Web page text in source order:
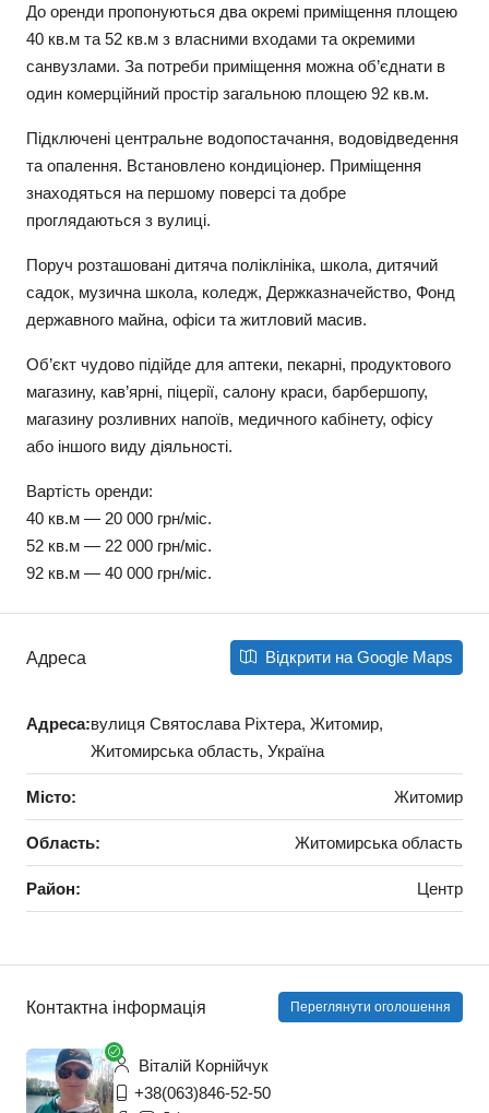
До оренди пропонуються два окремі приміщення площею
40 кв.м та 52 кв.м з власними входами та окремими
санвузлами. За потреби приміщення можна об’єднати в
один комерційний простір загальною площею 92 кв.м.
Підключені центральне водопостачання, водовідведення
та опалення. Встановлено кондиціонер. Приміщення
знаходяться на першому поверсі та добре
проглядаються з вулиці.
Поруч розташовані дитяча поліклініка, школа, дитячий
садок, музична школа, коледж, Держказначейство, Фонд
державного майна, офіси та житловий масив.
Об’єкт чудово підійде для аптеки, пекарні, продуктового
магазину, кав’ярні, піцерії, салону краси, барбершопу,
магазину розливних напоїв, медичного кабінету, офісу
або іншого виду діяльності.
Вартість оренди:
40 кв.м — 20 000 грн/міс.
52 кв.м — 22 000 грн/міс.
92 кв.м — 40 000 грн/міс.
Адреса Відкрити на Google Maps
Адреса:вулиця Святослава Ріхтера, Житомир,
Житомирська область, Україна
Місто: Житомир
Область: Житомирська область
Район: Центр
Контактна інформація Переглянути оголошення
Віталій Корнійчук
+38(063)846-52-50